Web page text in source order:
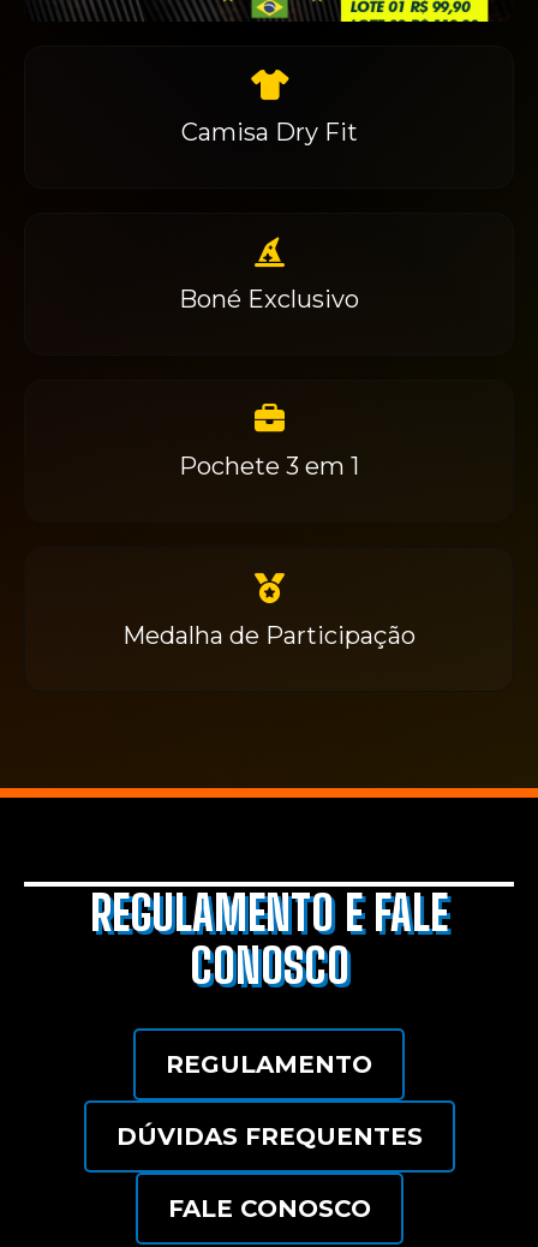
Camisa Dry Fit
Boné Exclusivo
Pochete 3 em 1
Medalha de Participação
REGULAMENTO E FALE
CONOSCO
REGULAMENTO
DÚVIDAS FREQUENTES
FALE CONOSCO